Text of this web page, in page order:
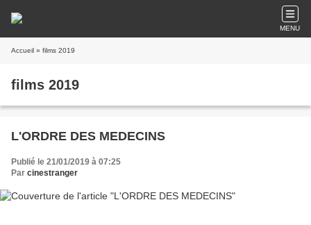
MENU
Accueil » films 2019
films 2019
L'ORDRE DES MEDECINS
Publié le 21/01/2019 à 07:25
Par cinestranger